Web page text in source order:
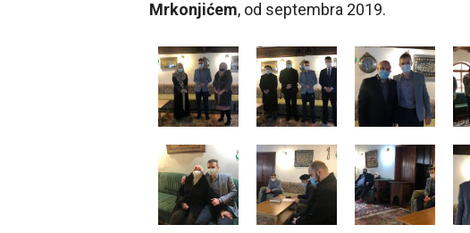
Mrkonjićem, od septembra 2019.